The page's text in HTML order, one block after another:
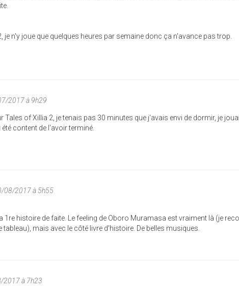
je n'y joue que quelques heures par semaine donc ça n'avance pas trop.
2017 à 9h29
of Xillia 2, je tenais pas 30 minutes que j'avais envi de dormir, je
content de l'avoir terminé.
08/2017 à 5h55
1re histoire de faite. Le feeling de Oboro Muramasa est vraiment là (je
tableau), mais avec le côté livre d'histoire. De belles musiques.
2017 à 7h23